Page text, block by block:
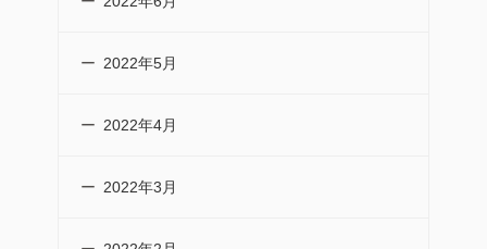
2022年5月
2022年4月
2022年3月